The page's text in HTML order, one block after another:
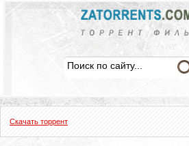
Скачать торрент